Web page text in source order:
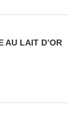
AU LAIT D’OR